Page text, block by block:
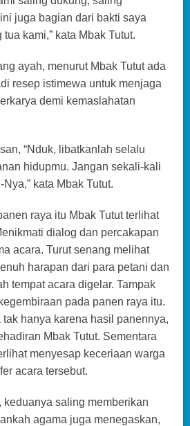
juga bagian dari bakti saya
kami,” kata Mbak Tutut.
ayah, menurut Mbak Tutut ada
resep istimewa untuk menjaga
demi kemaslahatan
“Nduk, libatkanlah selalu
hidupmu. Jangan sekali-kali
kata Mbak Tutut.
raya itu Mbak Tutut terlihat
dialog dan percakapan
acara. Turut senang melihat
harapan dari para petani dan
tempat acara digelar. Tampak
pada panen raya itu.
hanya karena hasil panennya,
Mbak Tutut. Sementara
menyesap keceriaan warga
acara tersebut.
keduanya saling memberikan
agama juga menegaskan,